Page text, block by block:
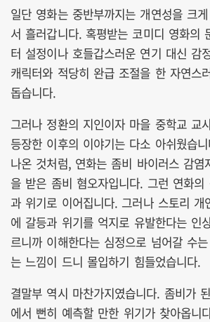
일단 영화는 중반부까지는 개연성을 크
서 흘러갑니다. 혹평받는 코미디 영화의
터 설정이나 호들갑스러운 연기 대신 감
캐릭터와 적당히 완급 조절을 한 자연스
돕습니다.
그러나 정환의 지인이자 마을 중학교 교
등장한 이후의 이야기는 다소 아쉬웠습
나온 것처럼, 연화는 좀비 바이러스 감
을 받은 좀비 혐오자입니다. 그런 연화
과 위기로 이어집니다. 그러나 스토리 개
에 갈등과 위기를 억지로 유발한다는 인
르니까 이해한다는 심정으로 넘어갈 수
는 느낌이 드니 몰입하기 힘들었습니다.
결말부 역시 마찬가지였습니다. 좀비가
에서 뻔히 예측할 만한 위기가 찾아옵니